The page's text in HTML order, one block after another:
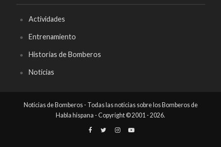
Actividades
Entrenamiento
Historias de Bomberos
Noticias
Noticias de Bomberos - Todas las noticias sobre los Bomberos de
Habla hispana - Copyright © 2001 - 2026.